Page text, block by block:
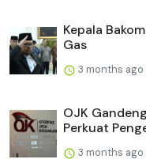
Kepala
Gas
3 months ago
OJK
Perkuat
3 months ago